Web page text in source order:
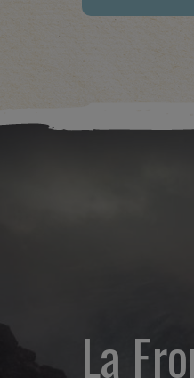
La